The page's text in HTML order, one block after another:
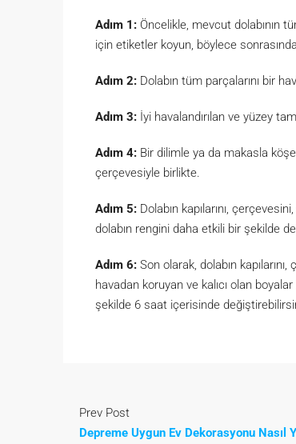
Adım 1: Öncelikle, mevcut dolabının
için etiketler koyun, böylece
Adım 2: Dolabın tüm parçalarını bir
Adım 3: İyi havalandırılan ve yüzey
Adım 4: Bir dilimle ya da makasla
çerçevesiyle birlikte.
Adım 5: Dolabın kapılarını,
dolabın rengini daha etkili bir şekilde
Adım 6: Son olarak, dolabın
havadan koruyan ve kalıcı olan
şekilde 6 saat içerisinde
Prev Post
Depreme Uygun Ev Dekorasyonu Nasıl